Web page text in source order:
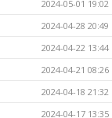
2024-05-01 19:02
2024-04-28 20:49
2024-04-22 13:44
2024-04-21 08:26
2024-04-18 21:32
2024-04-17 13:35